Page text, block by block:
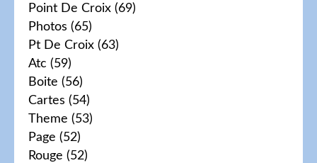
Point De Croix (69)
Photos (65)
Pt De Croix (63)
Atc (59)
Boite (56)
Cartes (54)
Theme (53)
Page (52)
Rouge (52)